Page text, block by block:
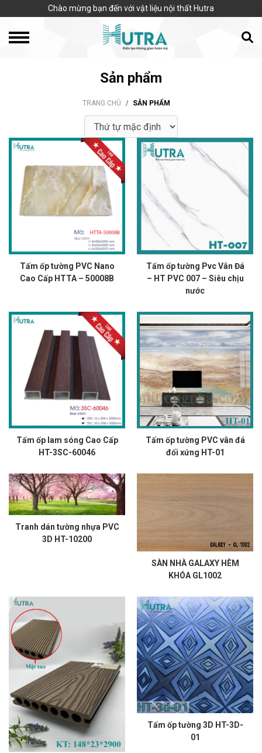
Chào mừng bạn đến với vật liệu nội thất Hutra
Sản phẩm
TRANG CHỦ SẢN PHẨM
Tấm ốp tường PVC Nano
Cao Cấp HTTA – 50008B
Tấm ốp tường Pvc Vân Đá
– HT PVC 007 – Siêu chịu
nước
Tấm ốp lam sóng Cao Cấp
HT-3SC-60046
Tấm ốp tường PVC vân đá
đối xứng HT-01
Tranh dán tường nhựa PVC
3D HT-10200
SÀN NHÀ GALAXY HÈM
KHÓA GL1002
Tấm ốp tường 3D HT-3D-
01